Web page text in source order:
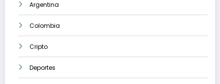
Argentina
Colombia
Cripto
Deportes